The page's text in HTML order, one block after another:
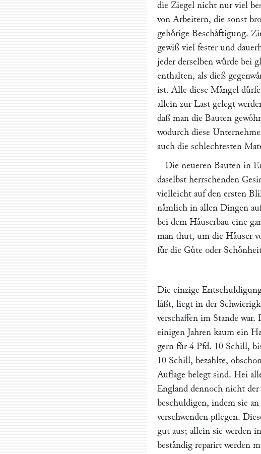
die Ziegel nicht nur viel
von Arbeitern, die sonst
gehoͤrige Beschaͤftigung.
gewiß viel fester und
jeder derselben wuͤrde bei
enthalten, als dieß
ist. Alle diese Maͤngel
allein zur Last gelegt
daß man die Bauten
wodurch diese
auch die schlechtesten
Die neueren Bauten in
daselbst herrschenden
vielleicht auf den ersten
naͤmlich in allen Dingen
bei dem Haͤuserbau eine
man thut, um die Haͤuser
fuͤr die Guͤte oder
Die einzige
laͤßt, liegt in der
verschaffen im Stande
einigen Jahren kaum ein
gern fuͤr 4 Pfd. 10 Schill,
10 Schill, bezahlte,
Auflage belegt sind. Hei
England dennoch nicht
beschuldigen, indem sie
verschwenden pflegen.
gut aus; allein sie werden
bestaͤndig reparirt werden